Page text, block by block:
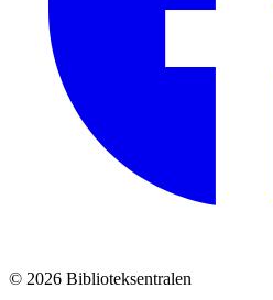
© 2026 Biblioteksentralen